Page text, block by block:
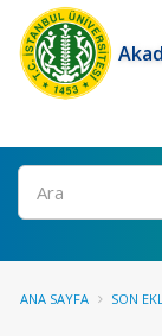
Ara
ANA SAYFA SON